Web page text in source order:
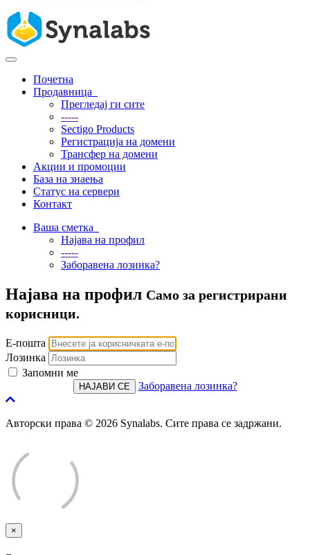
Вклучете
навигацијата
Почетна
Продавница
Прегледај ги сите
-----
Sectigo Products
Регистрација на домени
Трансфер на домени
Акции и промоции
База на знаења
Статус на сервери
Контакт
Ваша сметка
Најава на профил
-----
Заборавена лозинка?
Најава на профил Само за регистрирани
корисници.
Е-пошта
Лозинка
Запомни ме
Заборавена лозинка?
Авторски права © 2026 Synalabs. Сите права се задржани.
×
Затвори